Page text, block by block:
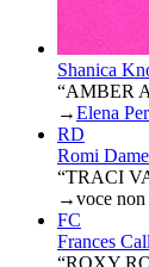
Shanica
“AMBER
→Elena
RD
Romi
“TRACI
→voce non
FC
Frances
“ROXY